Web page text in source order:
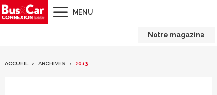
MENU
Notre magazine
ACCUEIL ARCHIVES 2013